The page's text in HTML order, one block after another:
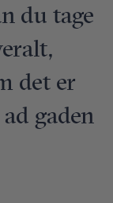
du tage
det er
gaden